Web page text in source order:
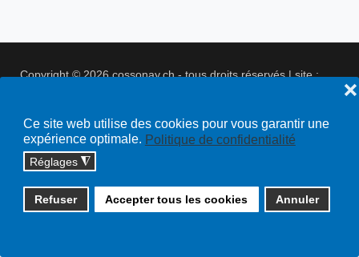
Ce site web utilise des cookies pour vous garantir une
expérience optimale. Politique de confidentialité
Réglages ◮
Refuser Accepter tous les cookies Annuler
❌
Copyright © 2026 cossonay.ch - tous droits réservés | site :
Plan du site